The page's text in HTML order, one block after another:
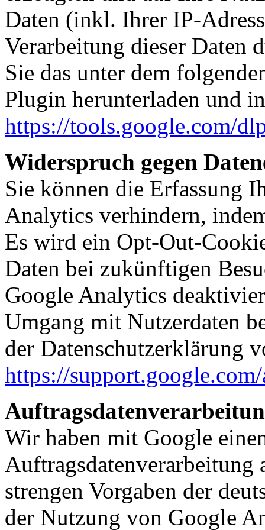
Daten (inkl. Ihrer IP-
Verarbeitung dieser Daten
Sie das unter dem
Plugin herunterladen und
https://tools.google.com/
Widerspruch gegen
Sie können die Erfassung
Analytics verhindern,
Es wird ein Opt-Out-
Daten bei zukünftigen
Google Analytics
Umgang mit Nutzerdaten
der Datenschutzerklärung
https://
Wir haben mit Google
Auftragsdatenverarbeitung
strengen Vorgaben der
der Nutzung von Google